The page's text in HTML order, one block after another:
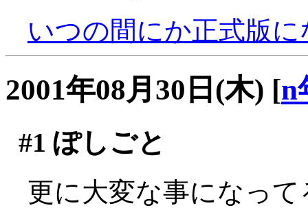
いつの間にか正式版
2001年08月30日(木) [n
#1 ぽしごと
更に大変な事になっ